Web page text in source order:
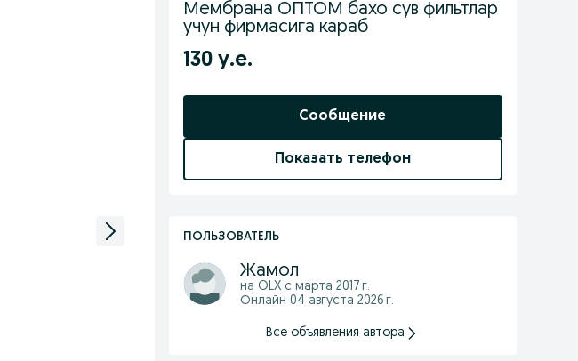
Мембрана ОПТОМ бахо сув фильтлар
учун фирмасига караб
130 у.е.
Сообщение
Показать телефон
ПОЛЬЗОВАТЕЛЬ
Жамол
на OLX с марта 2017 г.
Онлайн 04 августа 2026 г.
Все объявления автора